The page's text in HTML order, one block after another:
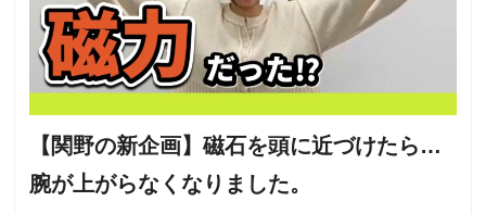
【関野の新企画】磁石を頭に近づけたら…
腕が上がらなくなりました。